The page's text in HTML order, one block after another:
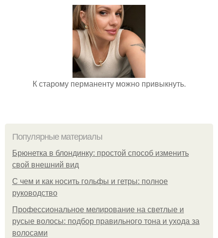
К старому перманенту можно привыкнуть.
Популярные материалы
Брюнетка в блондинку: простой способ изменить
свой внешний вид
С чем и как носить гольфы и гетры: полное
руководство
Профессиональное мелирование на светлые и
русые волосы: подбор правильного тона и ухода за
волосами